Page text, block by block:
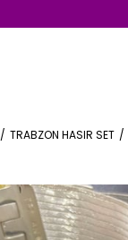
TRABZON HASIR SET